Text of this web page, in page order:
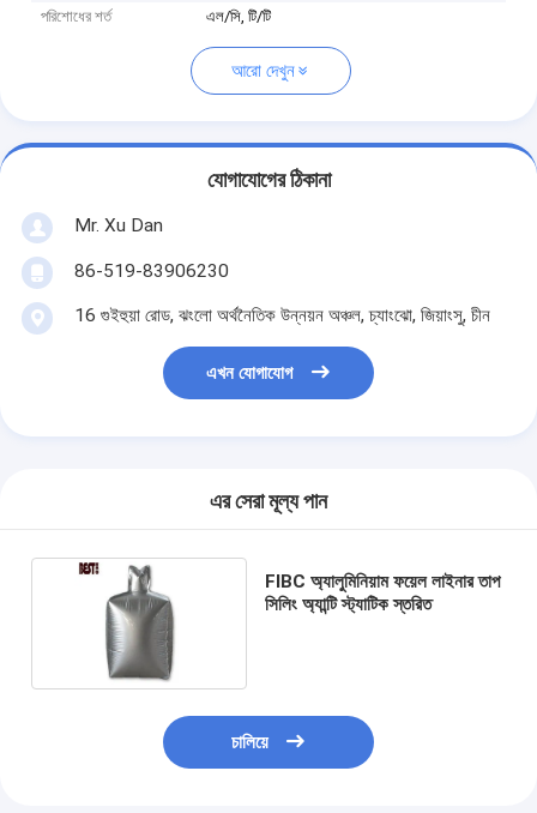
পরিশোধের শর্ত
এল/সি, টি/টি
আরো দেখুন
যোগাযোগের ঠিকানা
Mr. Xu Dan
86-519-83906230
16 গুইহুয়া রোড, ঝংলো অর্থনৈতিক উন্নয়ন অঞ্চল, চ্যাংঝো, জিয়াংসু, চীন
এখন যোগাযোগ
এর সেরা মূল্য পান
FIBC অ্যালুমিনিয়াম ফয়েল লাইনার তাপ
সিলিং অ্যান্টি স্ট্যাটিক স্তরিত
চালিয়ে